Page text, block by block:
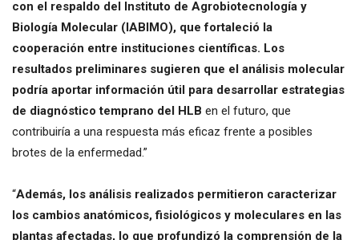
con el respaldo del Instituto de Agrobiotecnología y
Biología Molecular (IABIMO), que fortaleció la
cooperación entre instituciones científicas. Los
resultados preliminares sugieren que el análisis molecular
podría aportar información útil para desarrollar estrategias
de diagnóstico temprano del HLB en el futuro, que
contribuiría a una respuesta más eficaz frente a posibles
brotes de la enfermedad.”
“Además, los análisis realizados permitieron caracterizar
los cambios anatómicos, fisiológicos y moleculares en las
plantas afectadas, lo que profundizó la comprensión de la